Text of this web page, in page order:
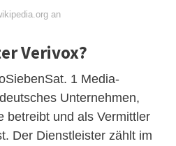
an
Verivox?
1 Media-
Unternehmen,
betreibt und als Vermittler
Der Dienstleister zählt im